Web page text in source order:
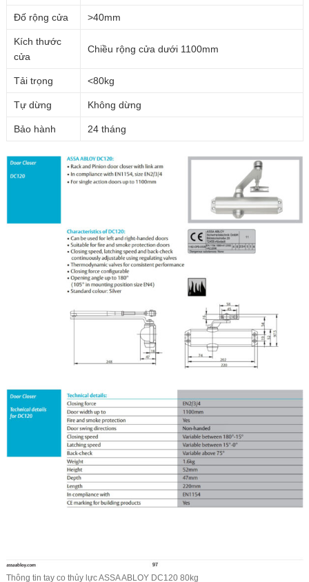
Đố rộng cửa >40mm
Kích thước
cửa
Chiều rộng cửa dưới 1100mm
Tải trọng <80kg
Tự dừng Không dừng
Bảo hành 24 tháng
Thông tin tay co thủy lực ASSA ABLOY DC120 80kg